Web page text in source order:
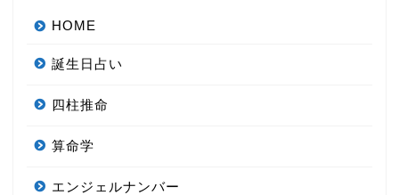
HOME
誕生日占い
四柱推命
算命学
エンジェルナンバー